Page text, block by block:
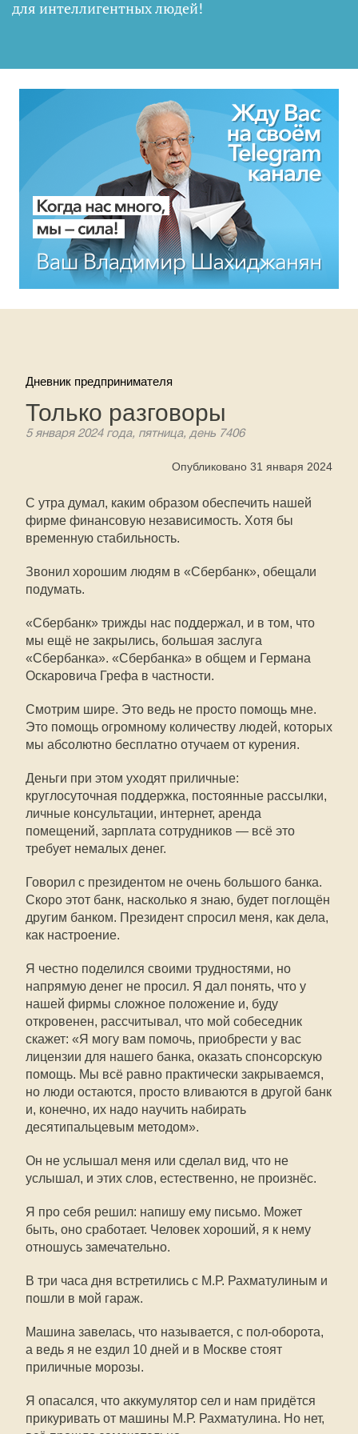
для интеллигентных людей!
Дневник предпринимателя
Только разговоры
5 января 2024 года, пятница, день 7406
Опубликовано 31 января 2024
С утра думал, каким образом обеспечить нашей
фирме финансовую независимость. Хотя бы
временную стабильность.
Звонил хорошим людям в «Сбербанк», обещали
подумать.
«Сбербанк» трижды нас поддержал, и в том, что
мы ещё не закрылись, большая заслуга
«Сбербанка». «Сбербанка» в общем и Германа
Оскаровича Грефа в частности.
Смотрим шире. Это ведь не просто помощь мне.
Это помощь огромному количеству людей, которых
мы абсолютно бесплатно отучаем от курения.
Деньги при этом уходят приличные:
круглосуточная поддержка, постоянные рассылки,
личные консультации, интернет, аренда
помещений, зарплата сотрудников — всё это
требует немалых денег.
Говорил с президентом не очень большого банка.
Скоро этот банк, насколько я знаю, будет поглощён
другим банком. Президент спросил меня, как дела,
как настроение.
Я честно поделился своими трудностями, но
напрямую денег не просил. Я дал понять, что у
нашей фирмы сложное положение и, буду
откровенен, рассчитывал, что мой собеседник
скажет: «Я могу вам помочь, приобрести у вас
лицензии для нашего банка, оказать спонсорскую
помощь. Мы всё равно практически закрываемся,
но люди остаются, просто вливаются в другой банк
и, конечно, их надо научить набирать
десятипальцевым методом».
Он не услышал меня или сделал вид, что не
услышал, и этих слов, естественно, не произнёс.
Я про себя решил: напишу ему письмо. Может
быть, оно сработает. Человек хороший, я к нему
отношусь замечательно.
В три часа дня встретились с М.Р. Рахматулиным и
пошли в мой гараж.
Машина завелась, что называется, с пол-оборота,
а ведь я не ездил 10 дней и в Москве стоят
приличные морозы.
Я опасался, что аккумулятор сел и нам придётся
прикуривать от машины М.Р. Рахматулина. Но нет,